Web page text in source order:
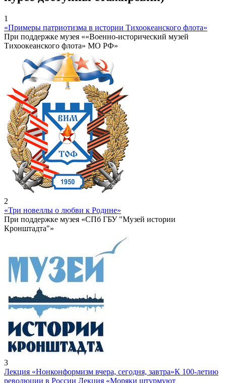
1
«Примеры патриотизма в истории Тихоокеанского флота»
При поддержке музея ««Военно-исторический музей
Тихоокеанского флота» МО РФ»
2
«Три новеллы о любви к Родине»
При поддержке музея «СПб ГБУ "Музей истории
Кронштадта"»
3
Лекция «Нонконформизм вчера, сегодня, завтра»К 100-летию
революции в России Лекция «Моряки штурмуют